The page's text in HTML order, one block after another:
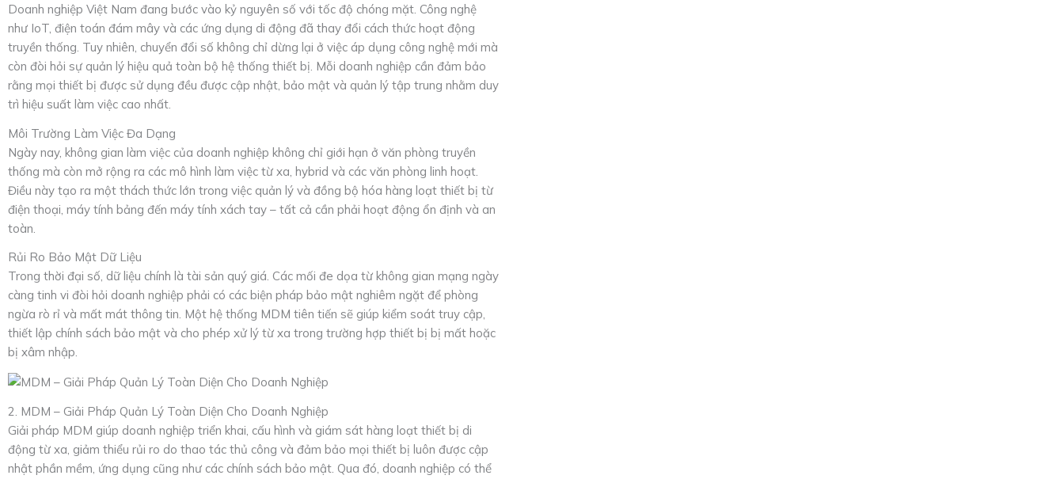
Doanh nghiệp Việt Nam đang bước vào kỷ nguyên số với tốc độ chóng mặt. Công nghệ
như IoT, điện toán đám mây và các ứng dụng di động đã thay đổi cách thức hoạt động
truyền thống. Tuy nhiên, chuyển đổi số không chỉ dừng lại ở việc áp dụng công nghệ mới mà
còn đòi hỏi sự quản lý hiệu quả toàn bộ hệ thống thiết bị. Mỗi doanh nghiệp cần đảm bảo
rằng mọi thiết bị được sử dụng đều được cập nhật, bảo mật và quản lý tập trung nhằm duy
trì hiệu suất làm việc cao nhất.
Môi Trường Làm Việc Đa Dạng
Ngày nay, không gian làm việc của doanh nghiệp không chỉ giới hạn ở văn phòng truyền
thống mà còn mở rộng ra các mô hình làm việc từ xa, hybrid và các văn phòng linh hoạt.
Điều này tạo ra một thách thức lớn trong việc quản lý và đồng bộ hóa hàng loạt thiết bị từ
điện thoại, máy tính bảng đến máy tính xách tay – tất cả cần phải hoạt động ổn định và an
toàn.
Rủi Ro Bảo Mật Dữ Liệu
Trong thời đại số, dữ liệu chính là tài sản quý giá. Các mối đe dọa từ không gian mạng ngày
càng tinh vi đòi hỏi doanh nghiệp phải có các biện pháp bảo mật nghiêm ngặt để phòng
ngừa rò rỉ và mất mát thông tin. Một hệ thống MDM tiên tiến sẽ giúp kiểm soát truy cập,
thiết lập chính sách bảo mật và cho phép xử lý từ xa trong trường hợp thiết bị bị mất hoặc
bị xâm nhập.
2. MDM – Giải Pháp Quản Lý Toàn Diện Cho Doanh Nghiệp
Giải pháp MDM giúp doanh nghiệp triển khai, cấu hình và giám sát hàng loạt thiết bị di
động từ xa, giảm thiểu rủi ro do thao tác thủ công và đảm bảo mọi thiết bị luôn được cập
nhật phần mềm, ứng dụng cũng như các chính sách bảo mật. Qua đó, doanh nghiệp có thể